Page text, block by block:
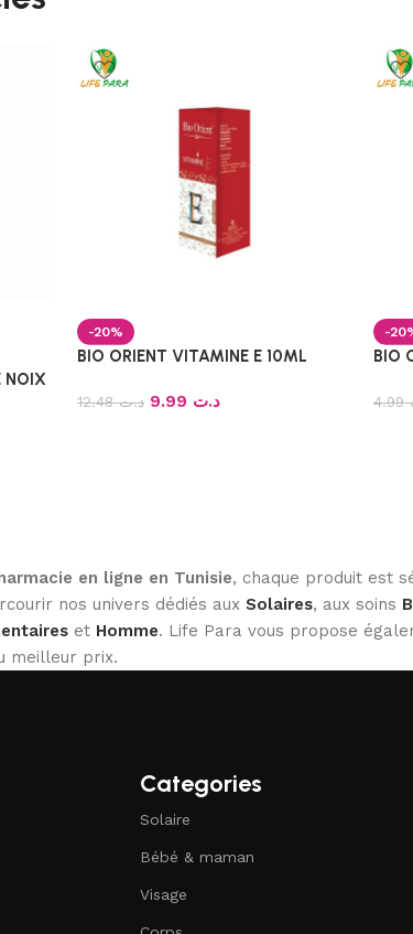
NOIX
-20%
BIO ORIENT VITAMINE E 10ML
د.ت12.48 د.ت
-
BIO
4.99
en ligne en Tunisie, chaque produit est
nos univers dédiés aux Solaires, aux soins
et Homme. Life Para vous propose
meilleur prix.
Categories
Solaire
Bébé & maman
Visage